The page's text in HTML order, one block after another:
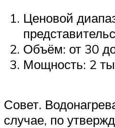
Ценовой
Объём: от 30
Мощность: 2
Совет.
случае, по